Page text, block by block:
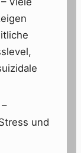
–
und